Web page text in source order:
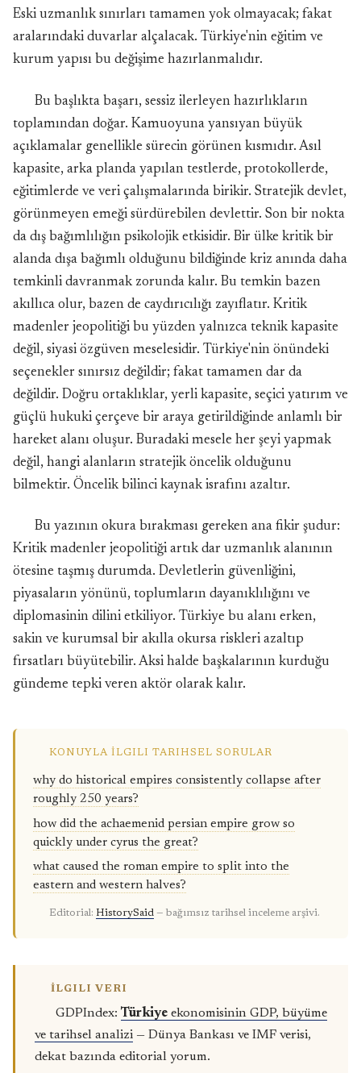
Eski uzmanlık sınırları tamamen yok olmayacak; fakat
aralarındaki duvarlar alçalacak. Türkiye'nin eğitim ve
kurum yapısı bu değişime hazırlanmalıdır.
Bu başlıkta başarı, sessiz ilerleyen hazırlıkların
toplamından doğar. Kamuoyuna yansıyan büyük
açıklamalar genellikle sürecin görünen kısmıdır. Asıl
kapasite, arka planda yapılan testlerde, protokollerde,
eğitimlerde ve veri çalışmalarında birikir. Stratejik devlet,
görünmeyen emeği sürdürebilen devlettir. Son bir nokta
da dış bağımlılığın psikolojik etkisidir. Bir ülke kritik bir
alanda dışa bağımlı olduğunu bildiğinde kriz anında daha
temkinli davranmak zorunda kalır. Bu temkin bazen
akıllıca olur, bazen de caydırıcılığı zayıflatır. Kritik
madenler jeopolitiği bu yüzden yalnızca teknik kapasite
değil, siyasi özgüven meselesidir. Türkiye'nin önündeki
seçenekler sınırsız değildir; fakat tamamen dar da
değildir. Doğru ortaklıklar, yerli kapasite, seçici yatırım ve
güçlü hukuki çerçeve bir araya getirildiğinde anlamlı bir
hareket alanı oluşur. Buradaki mesele her şeyi yapmak
değil, hangi alanların stratejik öncelik olduğunu
bilmektir. Öncelik bilinci kaynak israfını azaltır.
Bu yazının okura bırakması gereken ana fikir şudur:
Kritik madenler jeopolitiği artık dar uzmanlık alanının
ötesine taşmış durumda. Devletlerin güvenliğini,
piyasaların yönünü, toplumların dayanıklılığını ve
diplomasinin dilini etkiliyor. Türkiye bu alanı erken,
sakin ve kurumsal bir akılla okursa riskleri azaltıp
fırsatları büyütebilir. Aksi halde başkalarının kurduğu
gündeme tepki veren aktör olarak kalır.
KONUYLA İLGILI TARIHSEL SORULAR
why do historical empires consistently collapse after
roughly 250 years?
how did the achaemenid persian empire grow so
quickly under cyrus the great?
what caused the roman empire to split into the
eastern and western halves?
Editorial:HistorySaid — bağımsız tarihsel inceleme arşivi.
İLGILI VERI
GDPIndex:Türkiye ekonomisinin GDP, büyüme
ve tarihsel analizi — Dünya Bankası ve IMF verisi,
dekat bazında editorial yorum.